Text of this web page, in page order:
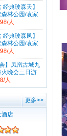
台湾自
确认。请打印
201606****5
日本商
张已经回传确
单编号为：20
日本商
1张已经回传确
订单编号为：20
天下楼】岳阳
3张已经回传
订单编号为：
经典玻森天】
林公园/袁家
鞭溪/玻璃桥/天
人
经典玻森凤】
林公园/袁家
鞭溪/玻璃桥/凤
四日游
人
】凤凰古城九
晚会三日游
人
更多>>
酒店